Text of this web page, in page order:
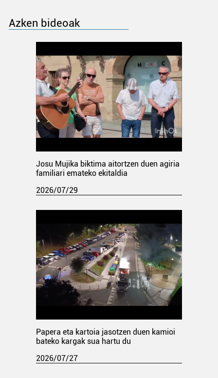
Azken bideoak
Josu Mujika biktima aitortzen duen agiria
familiari emateko ekitaldia
2026/07/29
Papera eta kartoia jasotzen duen kamioi
bateko kargak sua hartu du
2026/07/27